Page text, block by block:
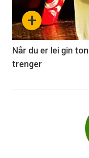
nå
-
6
+
Når du er lei gin
trenger